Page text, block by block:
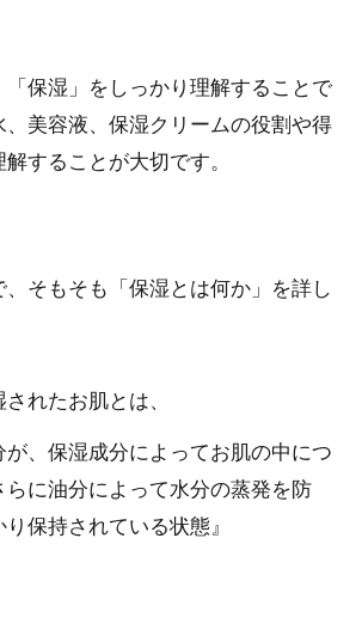
「保湿」をしっかり理解することで
、美容液、保湿クリームの役割や得
することが大切です。
、そもそも「保湿とは何か」を詳し
れたお肌とは、
が、保湿成分によってお肌の中につ
らに油分によって水分の蒸発を防
保持されている状態』